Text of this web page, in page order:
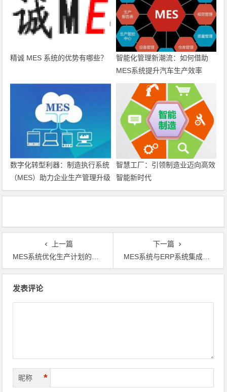
精诚 MES 系统的优势有哪些？
智能化管理新潮流：如何借助
MES系统提升汽车生产效率
数字化转型利器：制造执行系统
（MES）助力企业生产管理升级
智慧工厂：引领制造业迈向高效
智能新时代
上一篇
MES系统优化生产计划的方法及应用
下一篇
MES系统与ERP系统集成实现制造业全面数据共享
发表评论
昵称 *